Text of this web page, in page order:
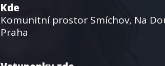
Kde
Komunitní prostor Smíchov, Na
Praha